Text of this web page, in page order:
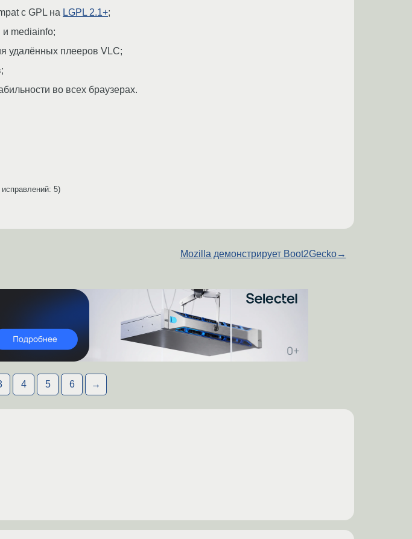
с GPL на LGPL 2.1+;
mediainfo;
удалённых плееров VLC;
во всех браузерах.
исправлений: 5)
Mozilla демонстрирует Boot2Gecko→
4 5 6 →